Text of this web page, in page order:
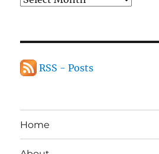
RSS - Posts
Home